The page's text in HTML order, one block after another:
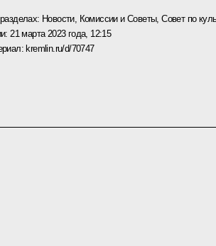
Новости, Комиссии и Советы,Совет по
21 марта 2023 года, 12:15
kremlin.ru/d/70747